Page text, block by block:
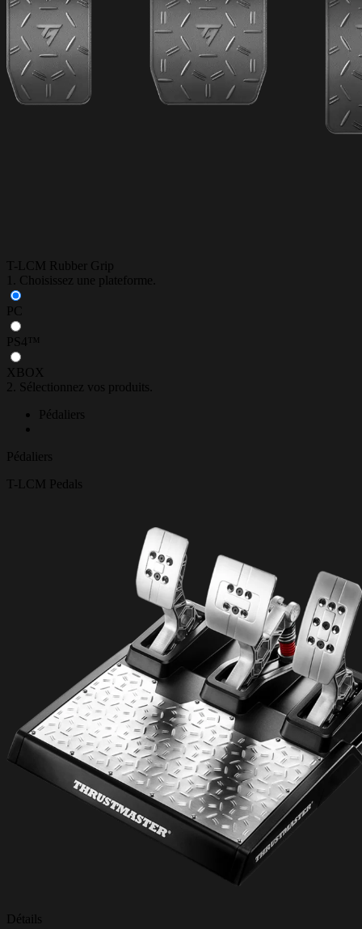
T-LCM Rubber Grip
1. Choisissez une plateforme.
PC
PS4™
XBOX
2. Sélectionnez vos produits.
Pédaliers
Pédaliers
T-LCM Pedals
Détails